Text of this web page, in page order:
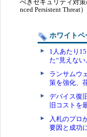
べきセキュリティ対
nced Persistent Threat
ホワイトペ
1人あたり
た“見えな
ランサムウ
策を強化、
デバイス復
旧コストを
入札のプロ
要因と成功